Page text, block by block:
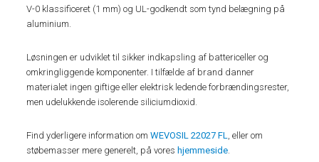
V-0 klassificeret (1 mm) og UL-godkendt som tynd belægning på
aluminium.
Løsningen er udviklet til sikker indkapsling af battericeller og
omkringliggende komponenter. I tilfælde af brand danner
materialet ingen giftige eller elektrisk ledende forbrændingsrester,
men udelukkende isolerende siliciumdioxid.
Find yderligere information omWEVOSIL 22027 FL, eller om
støbemasser mere generelt, på vores hjemmeside.